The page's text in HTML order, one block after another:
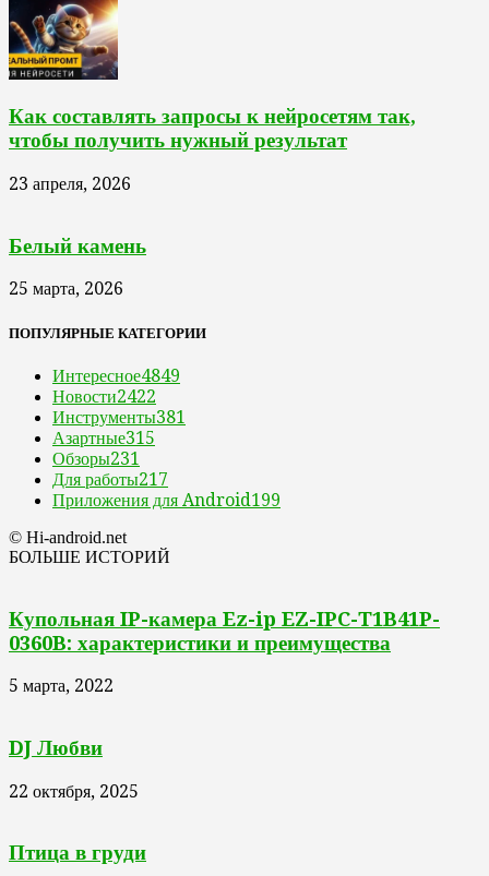
Как составлять запросы к нейросетям так,
чтобы получить нужный результат
23 апреля, 2026
Белый камень
25 марта, 2026
ПОПУЛЯРНЫЕ КАТЕГОРИИ
Интересное4849
Новости2422
Инструменты381
Азартные315
Обзоры231
Для работы217
Приложения для Android199
© Hi-android.net
БОЛЬШЕ ИСТОРИЙ
Купольная IP-камера Ez-ip EZ-IPC-T1B41P-
0360B: характеристики и преимущества
5 марта, 2022
DJ Любви
22 октября, 2025
Птица в груди